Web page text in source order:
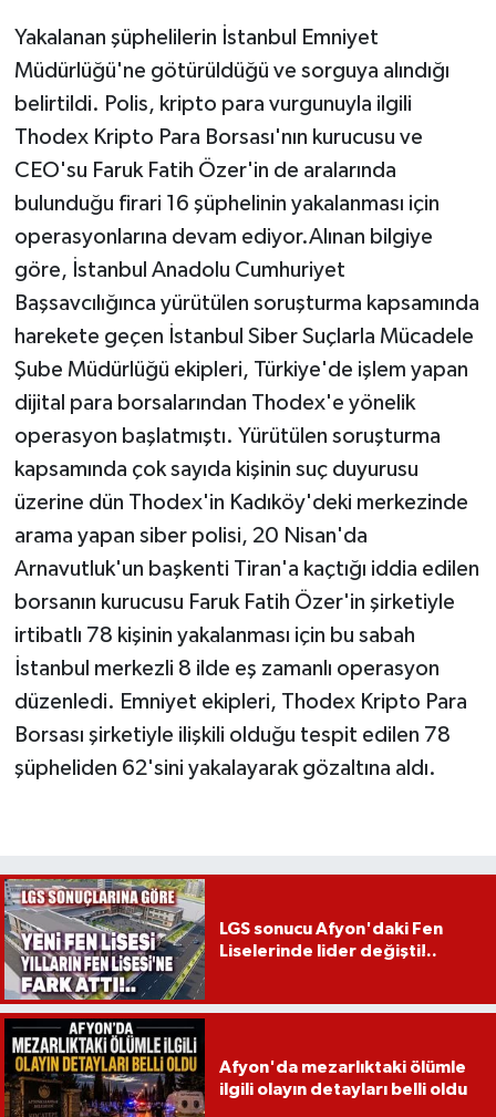
Yakalanan şüphelilerin İstanbul Emniyet
Müdürlüğü'ne götürüldüğü ve sorguya alındığı
belirtildi. Polis, kripto para vurgunuyla ilgili
Thodex Kripto Para Borsası'nın kurucusu ve
CEO'su Faruk Fatih Özer'in de aralarında
bulunduğu firari 16 şüphelinin yakalanması için
operasyonlarına devam ediyor.Alınan bilgiye
göre, İstanbul Anadolu Cumhuriyet
Başsavcılığınca yürütülen soruşturma kapsamında
harekete geçen İstanbul Siber Suçlarla Mücadele
Şube Müdürlüğü ekipleri, Türkiye'de işlem yapan
dijital para borsalarından Thodex'e yönelik
operasyon başlatmıştı. Yürütülen soruşturma
kapsamında çok sayıda kişinin suç duyurusu
üzerine dün Thodex'in Kadıköy'deki merkezinde
arama yapan siber polisi, 20 Nisan'da
Arnavutluk'un başkenti Tiran'a kaçtığı iddia edilen
borsanın kurucusu Faruk Fatih Özer'in şirketiyle
irtibatlı 78 kişinin yakalanması için bu sabah
İstanbul merkezli 8 ilde eş zamanlı operasyon
düzenledi. Emniyet ekipleri, Thodex Kripto Para
Borsası şirketiyle ilişkili olduğu tespit edilen 78
şüpheliden 62'sini yakalayarak gözaltına aldı.
LGS sonucu Afyon'daki Fen
Liselerinde lider değişti!..
Afyon'da mezarlıktaki ölümle
ilgili olayın detayları belli oldu